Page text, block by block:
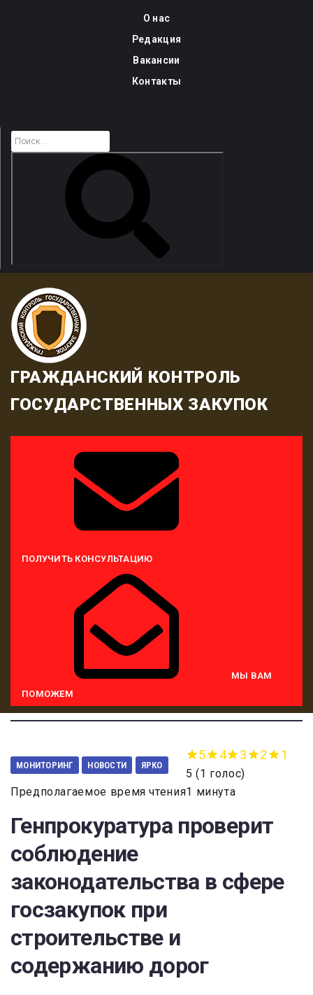
О нас
Редакция
Вакансии
Контакты
ГРАЖДАНСКИЙ КОНТРОЛЬ
ГОСУДАРСТВЕННЫХ ЗАКУПОК
ПОЛУЧИТЬ КОНСУЛЬТАЦИЮ
МЫ ВАМ
ПОМОЖЕМ
МОНИТОРИНГ НОВОСТИ ЯРКО
5 4 3 2 1
5 (1 голос)
Предполагаемое время чтения1 минута
Генпрокуратура проверит
соблюдение
законодательства в сфере
госзакупок при
строительстве и
содержанию дорог